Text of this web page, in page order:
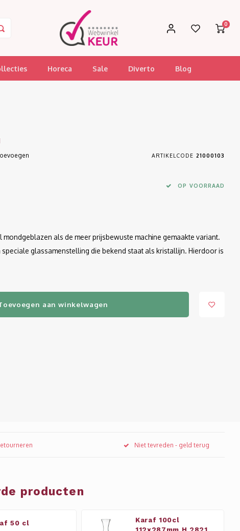
0
Horeca Sale Diverto Blog
ARTIKELCODE 21000103
OP VOORRAAD
als de meer prijsbewuste machine gemaakte variant.
glassamenstelling die bekend staat als kristallijn. Hierdoor is
aan winkelwagen
Niet tevreden - geld terug
producten
50 cl
Karaf 100cl